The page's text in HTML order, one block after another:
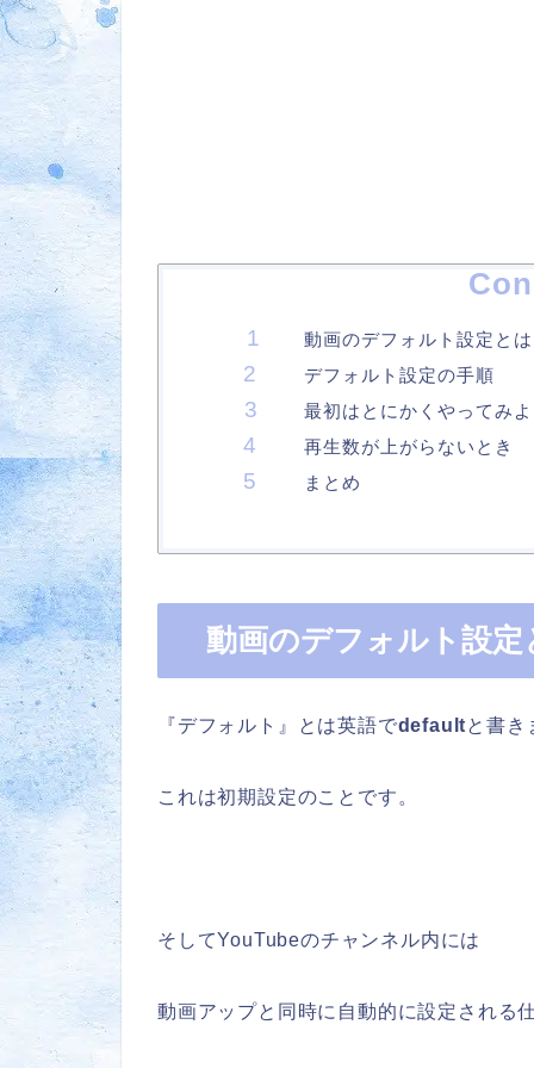
動画のデフォルト設定と
デフォルト設定の手順
最初はとにかくやってみ
再生数が上がらないとき
まとめ
動画のデフォルト設定
『デフォルト』とは英語でdefaultと書き
これは初期設定のことです。
そしてYouTubeのチャンネル内には
動画アップと同時に自動的に設定される